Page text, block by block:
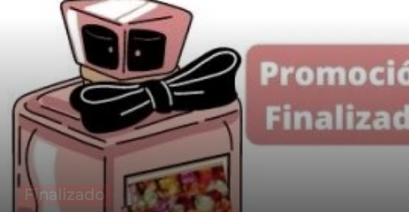
Finalizado